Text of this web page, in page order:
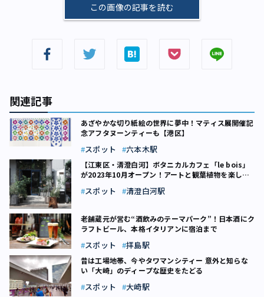
この画像の記事を読む
関連記事
あざやかな切り紙絵の世界に夢中！マティス展開催記
念アフタヌーンティーも【港区】
スポット 六本木駅
【江東区・清澄白河】ボタニカルカフェ「le bois」
が2023年10月オープン！アートと観葉植物を楽しも
スポット 清澄白河駅
老舗蔵元が営む“酒飲みのテーマパーク”！日本酒にク
ラフトビール、本格イタリアンに宿泊まで
スポット 拝島駅
昔は工場地帯、今やタワマンシティー 意外と知らな
い「大崎」のディープな歴史をたどる
スポット 大崎駅